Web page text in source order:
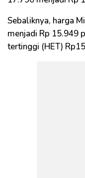
Sebaliknya, harga
menjadi Rp 15.949
tertinggi (HET)